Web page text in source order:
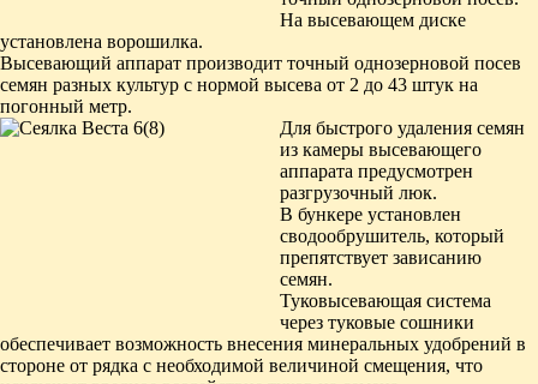
На высевающем диске
установлена ворошилка.
Высевающий аппарат производит точный однозерновой посев
семян разных культур с нормой высева от 2 до 43 штук на
погонный метр.
Для быстрого удаления семян
из камеры высевающего
аппарата предусмотрен
разгрузочный люк.
В бункере установлен
сводообрушитель, который
препятствует зависанию
семян.
Туковысевающая система
через туковые сошники
обеспечивает возможность внесения минеральных удобрений в
стороне от рядка с необходимой величиной смещения, что